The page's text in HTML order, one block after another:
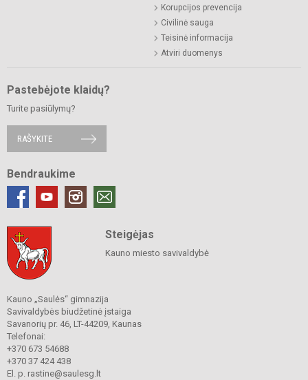
Korupcijos prevencija
Civilinė sauga
Teisinė informacija
Atviri duomenys
Pastebėjote klaidų?
Turite pasiūlymų?
RAŠYKITE
Bendraukime
Steigėjas
Kauno miesto savivaldybė
Kauno „Saulės“ gimnazija
Savivaldybės biudžetinė įstaiga
Savanorių pr. 46, LT-44209, Kaunas
Telefonai:
+370 673 54688
+370 37 424 438
El. p. rastine@saulesg.lt